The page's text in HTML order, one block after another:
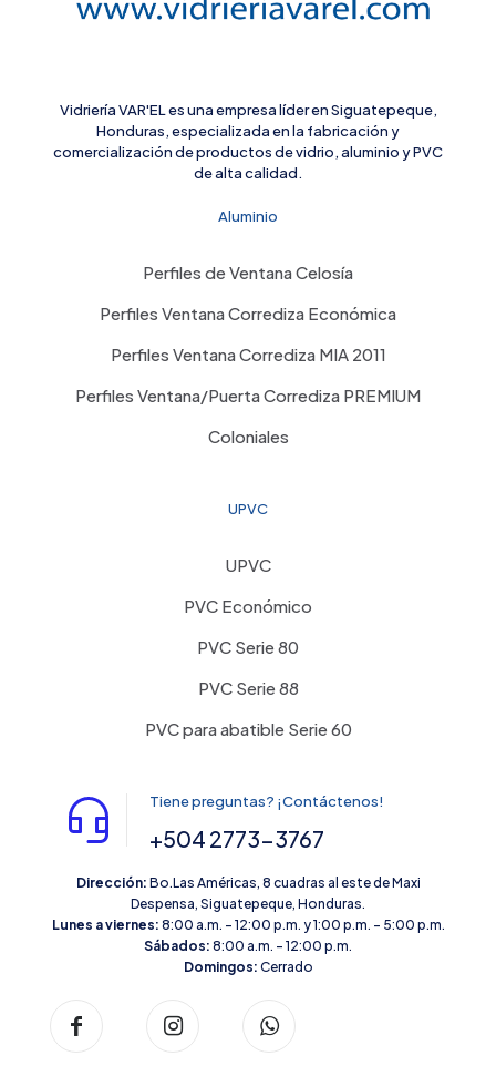
Vidriería VAR'EL es una empresa líder en Siguatepeque,
Honduras, especializada en la fabricación y
comercialización de productos de vidrio, aluminio y PVC
de alta calidad.
Aluminio
Perfiles de Ventana Celosía
Perfiles Ventana Corrediza Económica
Perfiles Ventana Corrediza MIA 2011
Perfiles Ventana/Puerta Corrediza PREMIUM
Coloniales
UPVC
UPVC
PVC Económico
PVC Serie 80
PVC Serie 88
PVC para abatible Serie 60
Tiene preguntas? ¡Contáctenos!
+504 2773-3767
Dirección: Bo.Las Américas, 8 cuadras al este de Maxi
Despensa, Siguatepeque, Honduras.
Lunes a viernes: 8:00 a.m. – 12:00 p.m. y 1:00 p.m. – 5:00 p.m.
Sábados: 8:00 a.m. – 12:00 p.m.
Domingos: Cerrado